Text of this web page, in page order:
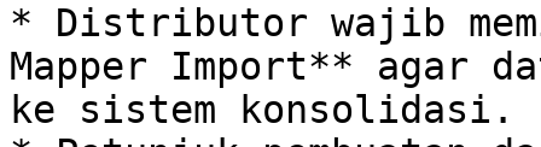
* Distributor wajib
Mapper Import** agar
ke sistem konsolidasi.